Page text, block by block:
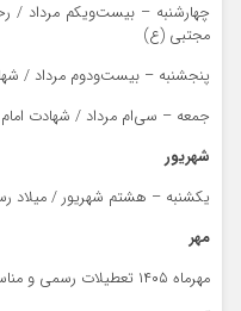
چهارشنبه – بیست‌ویکم مرداد
مجتبی (ع)
پنجشنبه – بیست‌ودوم مرداد /
جمعه – سی‌ام مرداد / شهادت
شهریور
یکشنبه – هشتم شهریور / میلاد
مهر
مهرماه ۱۴۰۵ تعطیلات رسمی و مناسبتی ندارد.